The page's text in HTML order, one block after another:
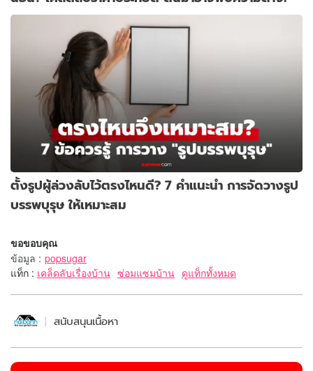
ตั้งรูปผู้ล่วงลับไว้ตรงไหนดี? 7 คำแนะนำ การจัดวางรูป
บรรพบุรุษ ให้เหมาะสม
ขอขอบคุณ
ข้อมูล : popsugar
แท็ก : เคล็ดลับเรื่องบ้าน ซ่อมแซมบ้าน ดูแท็กทั้งหมด
สนับสนุนเนื้อหา